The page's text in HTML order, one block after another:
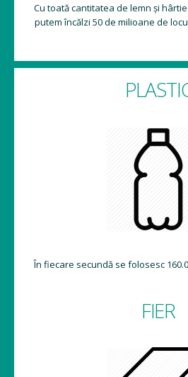
Cu toată cantitatea de lemn și
putem încălzi 50 de milioane de
În fiecare secundă se folosesc
FIER